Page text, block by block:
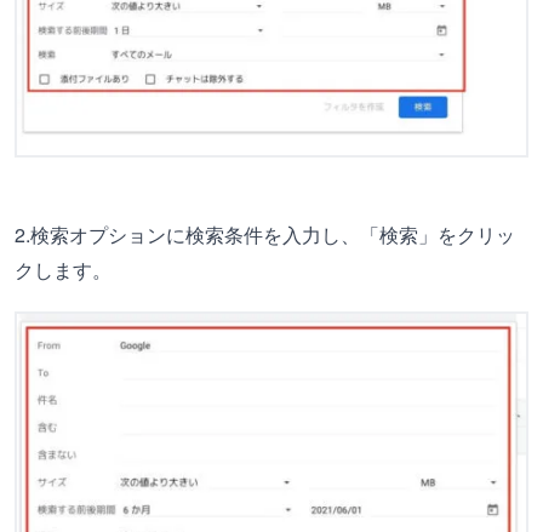
2.検索オプションに検索条件を入力し、「検索」をクリッ
クします。